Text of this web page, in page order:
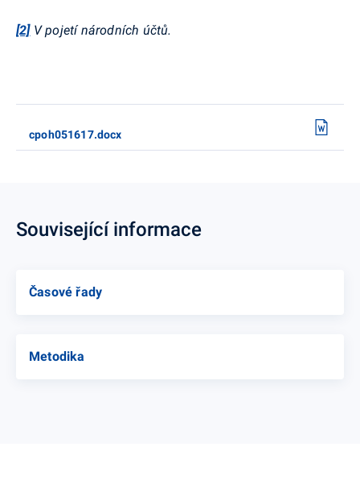
[2] V pojetí národních účtů.
cpoh051617.docx
Související informace
Časové řady
Metodika